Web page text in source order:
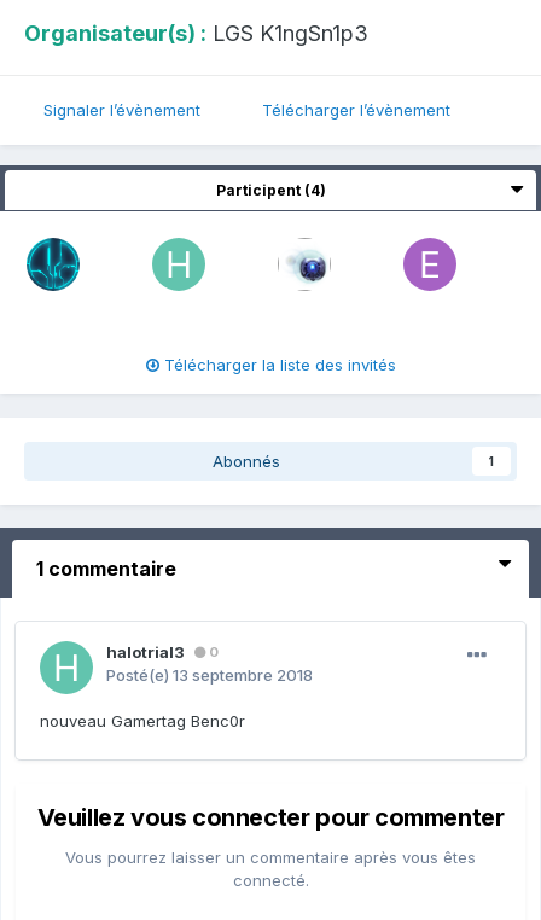
Organisateur(s) : LGS K1ngSn1p3
Signaler l’évènement Télécharger l’évènement
Participent (4)
Télécharger la liste des invités
Abonnés 1
1 commentaire
halotrial3 0
Posté(e) 13 septembre 2018
nouveau Gamertag Benc0r
Veuillez vous connecter pour commenter
Vous pourrez laisser un commentaire après vous êtes
connecté.